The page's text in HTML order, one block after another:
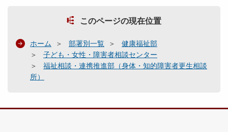
このページの現在位置
ホーム 部署別一覧
健康福祉部
子ども・女性・障害者相談センター
福祉相談・連携推進部（身体・知的障害者更生相談
所）